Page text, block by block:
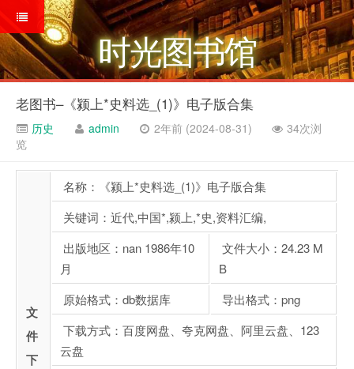
时光图书馆
老图书–《颍上*史料选_(1)》电子版合集
历史 admin 2年前 (2024-08-31)
34次浏
览
文
件
下
名称：《颍上*史料选_(1)》电子版合集
关键词：近代,中国*,颍上,*史,资料汇编,
出版地区：nan 1986年10
月
文件大小：24.23 M
B
原始格式：db数据库
导出格式：png
下载方式：百度网盘、夸克网盘、阿里云盘、123
云盘